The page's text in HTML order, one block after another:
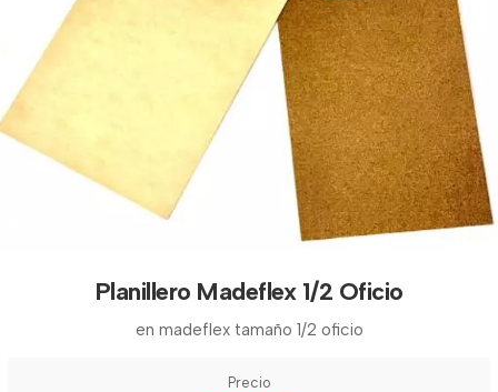
Planillero Madeflex 1/2 Oficio
en madeflex tamaño 1/2 oficio
Precio